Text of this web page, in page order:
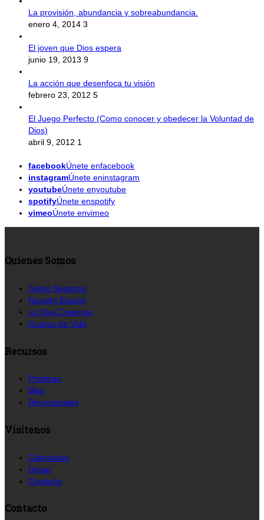
La provisión, abundancia y sobreabundancia.
enero 4, 2014 3
El joven que Dios espera
junio 19, 2013 9
La acción que desenfoca tu visión
febrero 23, 2012 5
El Juego Perfecto (Como conocer y obedecer la Voluntad de
Dios)
abril 9, 2012 1
facebookÚnete enfacebook
instagramÚnete eninstagram
youtubeÚnete enyoutube
spotifyÚnete enspotify
vimeoÚnete envimeo
Quienes Somos
Sobre Nosotros
Nuestro Equipo
Lo Que Creemos
Grupos de Vida
Recursos
Prédicas
Blog
Devocionales
Visítenos
Calendario
Donar
Contacto
Contacto